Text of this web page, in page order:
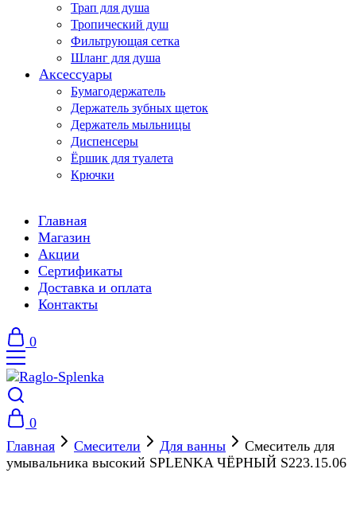
Трап для душа
Тропический душ
Фильтрующая сетка
Шланг для душа
Аксессуары
Бумагодержатель
Держатель зубных щеток
Держатель мыльницы
Диспенсеры
Ёршик для туалета
Крючки
Главная
Магазин
Акции
Сертификаты
Доставка и оплата
Контакты
0
0
Главная
Смесители Для ванны
Смеситель для
умывальника высокий SPLENKA ЧЁРНЫЙ S223.15.06